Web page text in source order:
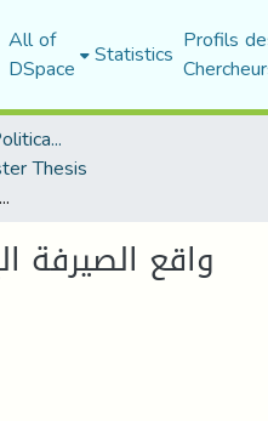
All of
DSpace Statistics Profils
Faculty of Law and Political Science
Thesis
واقع الصیرفة الإسلامیة في الجزائر
واقع الصیرفة